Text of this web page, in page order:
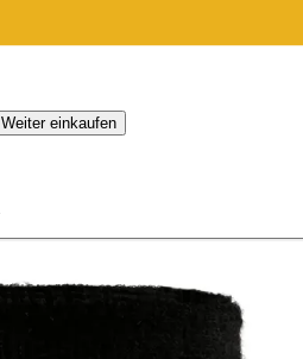
Weiter einkaufen